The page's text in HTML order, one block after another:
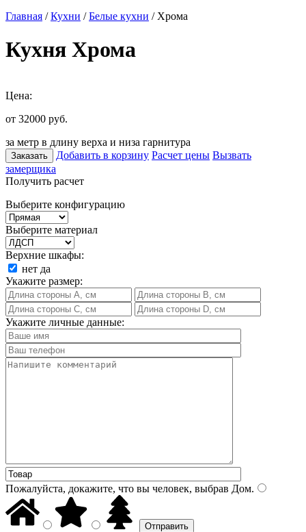
Главная /Кухни /Белые кухни / Хрома
Кухня Хрома
Цена:
от 32000 руб.
за метр в длину верха и низа гарнитура
Заказать Добавить в корзину Расчет цены Вызвать
замерщика
Получить расчет
Выберите конфигурацию
Выберите материал
Верхние шкафы:
нет да
Укажите размер:
Укажите личные данные:
Пожалуйста, докажите, что вы человек, выбрав Дом.